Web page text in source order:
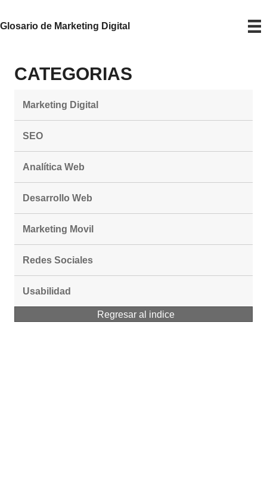
Glosario de Marketing Digital
CATEGORIAS
Marketing Digital
SEO
Analítica Web
Desarrollo Web
Marketing Movil
Redes Sociales
Usabilidad
Regresar al indice